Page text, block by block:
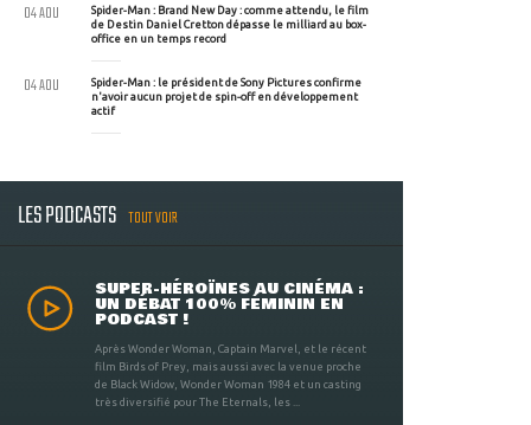
Spider-Man : Brand New Day : comme attendu, le film
de Destin Daniel Cretton dépasse le milliard au box-
office en un temps record
04 AOU
Spider-Man : le président de Sony Pictures confirme
n'avoir aucun projet de spin-off en développement
actif
04 AOU
LES PODCASTS TOUT VOIR
SUPER-HÉROÏNES AU CINÉMA :
UN DÉBAT 100% FÉMININ EN
PODCAST !
Après Wonder Woman, Captain Marvel, et le récent
film Birds of Prey, mais aussi avec la venue proche
de Black Widow, Wonder Woman 1984 et un casting
très diversifié pour The Eternals, les ...